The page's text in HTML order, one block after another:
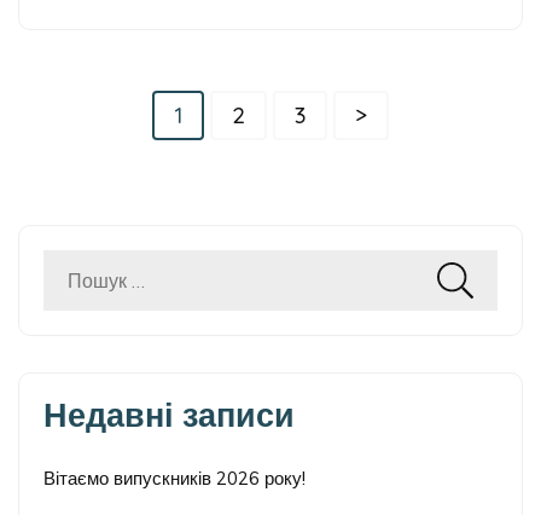
Пагінація Сторінку
1 Сторінку
2 Сторінку
3 >
Пошук:
Недавні записи
Вітаємо випускників 2026 року!